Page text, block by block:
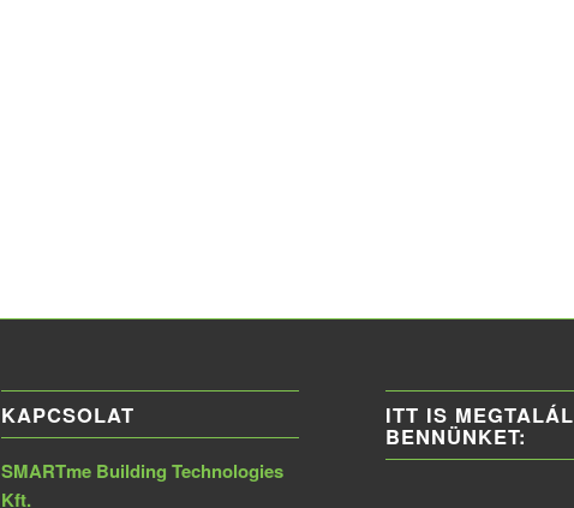
KAPCSOLAT
SMARTme Building Technologies
Kft.
ITT IS MEGTALÁL
BENNÜNKET: